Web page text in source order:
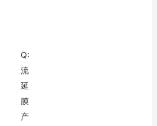
Q:
流
延
膜
产